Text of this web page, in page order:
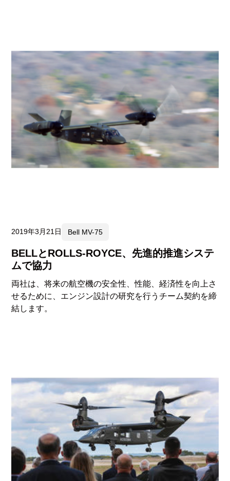
2019年3月21日 Bell MV-75
BELLとROLLS-ROYCE、先進的推進システ
ムで協力
両社は、将来の航空機の安全性、性能、経済性を向上さ
せるために、エンジン設計の研究を行うチーム契約を締
結します。